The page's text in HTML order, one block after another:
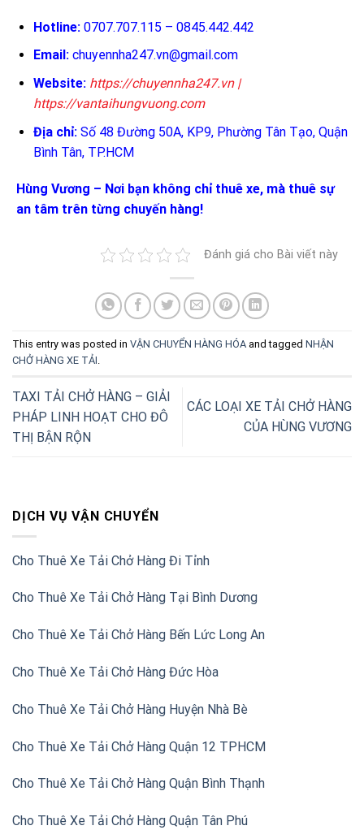
DỊCH VỤ VẬN CHUYỂN
Cho Thuê Xe Tải Chở Hàng Đi Tỉnh
Cho Thuê Xe Tải Chở Hàng Tại Bình Dương
Cho Thuê Xe Tải Chở Hàng Bến Lức Long An
Cho Thuê Xe Tải Chở Hàng Đức Hòa
Cho Thuê Xe Tải Chở Hàng Huyện Nhà Bè
Cho Thuê Xe Tải Chở Hàng Quận 12 TPHCM
Cho Thuê Xe Tải Chở Hàng Quận Bình Thạnh
Cho Thuê Xe Tải Chở Hàng Quận Tân Phú
Hotline:0707.707.115 – 0845.442.442
Email:chuyennha247.vn@gmail.com
Website: https://chuyennha247.vn|
https://vantaihungvuong.com
Địa chỉ:Số 48 Đường 50A, KP9, Phường Tân Tạo, Quận
Bình Tân, TP.HCM
Hùng Vương – Nơi bạn không chỉ thuê xe, mà thuê sự
an tâm trên từng chuyến hàng!
Đánh giá cho Bài viết này
This entry was posted in VẬN CHUYỂN HÀNG HÓA and tagged NHẬN
CHỞ HÀNG XE TẢI
TAXI TẢI CHỞ HÀNG – GIẢI
PHÁP LINH HOẠT CHO ĐÔ
THỊ BẬN RỘN
CÁC LOẠI XE TẢI CHỞ HÀNG
CỦA HÙNG VƯƠNG